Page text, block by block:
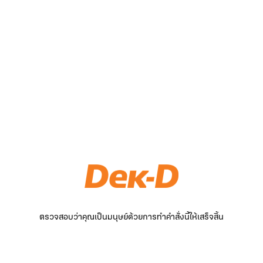
ตรวจสอบว่าคุณเป็นมนุษย์ด้วยการทำคำสั่งนี้ให้เสร็จสิ้น